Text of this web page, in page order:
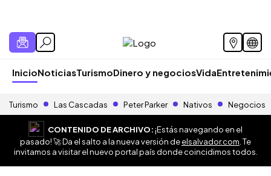
InicioNoticiasTurismoDinero y negociosVida
Turismo Las Cascadas Peter Parker Nativos Negocios
CONTENIDO DE ARCHIVO:¡Estás navegando en el
pasado! 🚀 Da el salto a la nueva versión deelsalvador.com . Te
invitamos a visitar el nuevo portal país donde coincidimos todos.